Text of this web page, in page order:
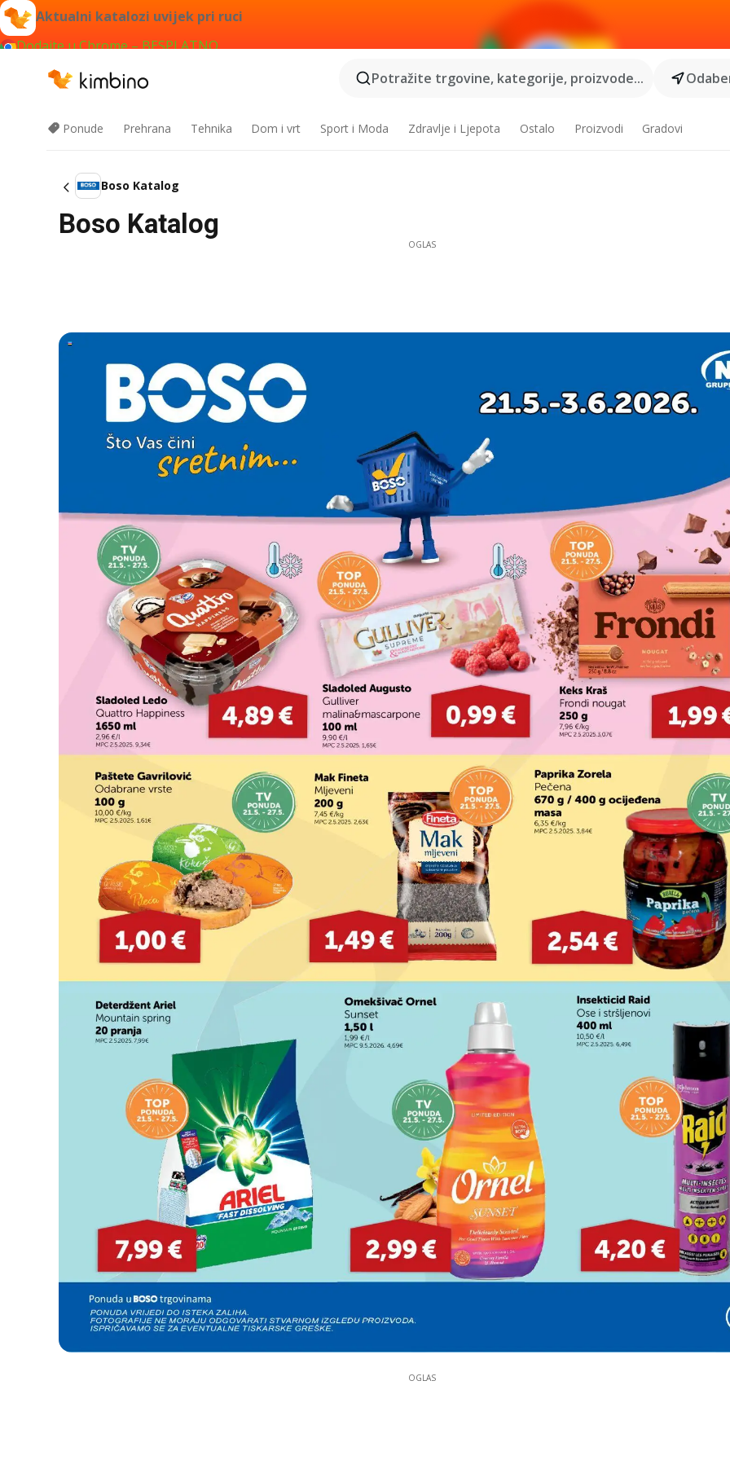
Aktualni katalozi uvijek pri ruci
Dodajte u Chrome – BESPLATNO
Potražite trgovine, kategorije, proizvode...
Ponude Prehrana Tehnika Dom i vrt Sport i Moda Zdravlje i Ljepota Ostalo Proizvodi Gradovi
Boso Katalog
Boso Katalog
OGLAS
OGLAS